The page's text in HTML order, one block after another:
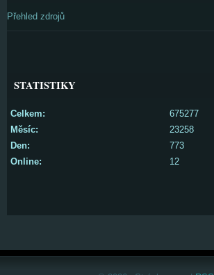
Přehled zdrojů
STATISTIKY
Online: 12
Celkem:
675277
Měsíc:
23258
Den:
773